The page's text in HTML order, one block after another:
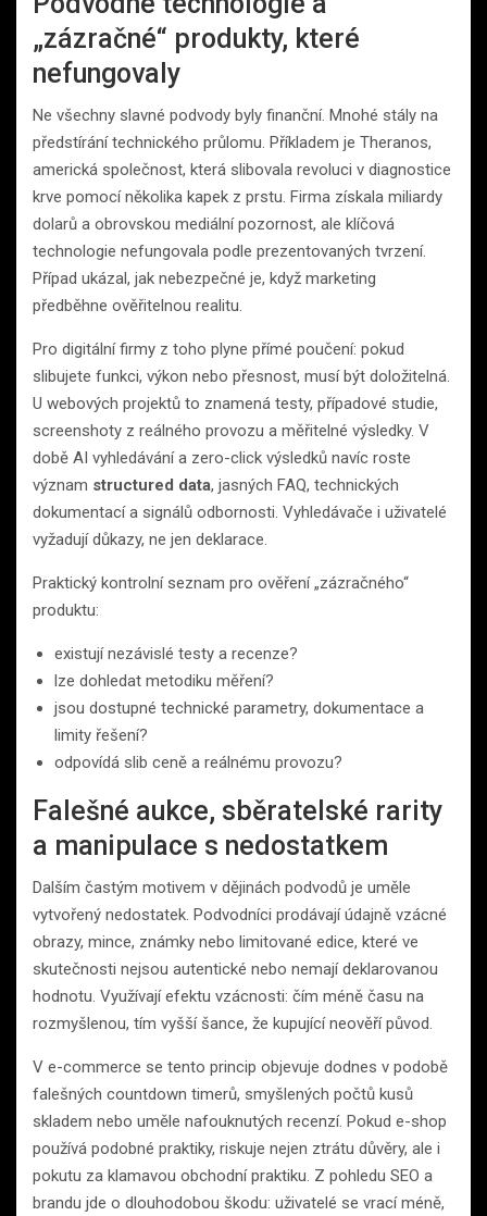
„zázračné“ produkty, které
nefungovaly
Ne všechny slavné podvody byly finanční. Mnohé stály na
předstírání technického průlomu. Příkladem je Theranos,
americká společnost, která slibovala revoluci v diagnostice
krve pomocí několika kapek z prstu. Firma získala miliardy
dolarů a obrovskou mediální pozornost, ale klíčová
technologie nefungovala podle prezentovaných tvrzení.
Případ ukázal, jak nebezpečné je, když marketing
předběhne ověřitelnou realitu.
Pro digitální firmy z toho plyne přímé poučení: pokud
slibujete funkci, výkon nebo přesnost, musí být doložitelná.
U webových projektů to znamená testy, případové studie,
screenshoty z reálného provozu a měřitelné výsledky. V
době AI vyhledávání a zero-click výsledků navíc roste
význam structured data, jasných FAQ, technických
dokumentací a signálů odbornosti. Vyhledávače i uživatelé
vyžadují důkazy, ne jen deklarace.
Praktický kontrolní seznam pro ověření „zázračného“
produktu:
existují nezávislé testy a recenze?
lze dohledat metodiku měření?
jsou dostupné technické parametry, dokumentace a
limity řešení?
odpovídá slib ceně a reálnému provozu?
Falešné aukce, sběratelské rarity
a manipulace s nedostatkem
Dalším častým motivem v dějinách podvodů je uměle
vytvořený nedostatek. Podvodníci prodávají údajně vzácné
obrazy, mince, známky nebo limitované edice, které ve
skutečnosti nejsou autentické nebo nemají deklarovanou
hodnotu. Využívají efektu vzácnosti: čím méně času na
rozmyšlenou, tím vyšší šance, že kupující neověří původ.
V e-commerce se tento princip objevuje dodnes v podobě
falešných countdown timerů, smyšlených počtů kusů
skladem nebo uměle nafouknutých recenzí. Pokud e-shop
používá podobné praktiky, riskuje nejen ztrátu důvěry, ale i
pokutu za klamavou obchodní praktiku. Z pohledu SEO a
brandu jde o dlouhodobou škodu: uživatelé se vrací méně,